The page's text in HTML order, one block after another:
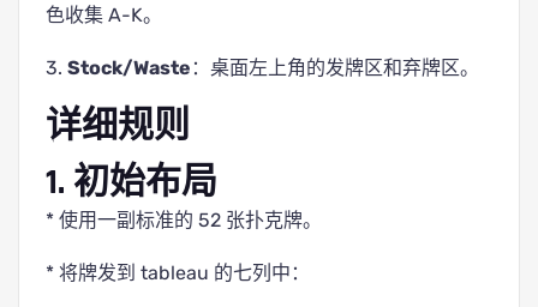
色收集 A-K。
3. Stock/Waste ：桌面左上角的发牌区和弃牌区。
详细规则
1. 初始布局
* 使用一副标准的 52 张扑克牌。
* 将牌发到 tableau 的七列中：